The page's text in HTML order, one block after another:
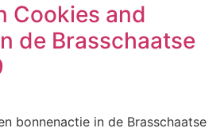
Cookies and
de Brasschaatse
bonnenactie in de Brasschaatse